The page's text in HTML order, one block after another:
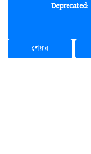
Deprecated
শেয়ার